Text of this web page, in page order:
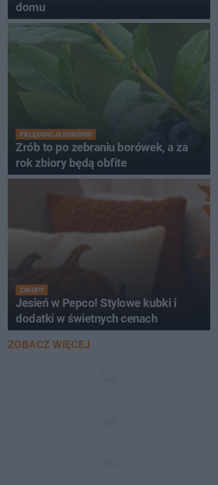
domu
PIELĘGNACJA BORÓWKI
Zrób to po zebraniu borówek, a za
rok zbiory będą obfite
ZAKUPY
Jesień w Pepco! Stylowe kubki i
dodatki w świetnych cenach
ZOBACZ WIĘCEJ